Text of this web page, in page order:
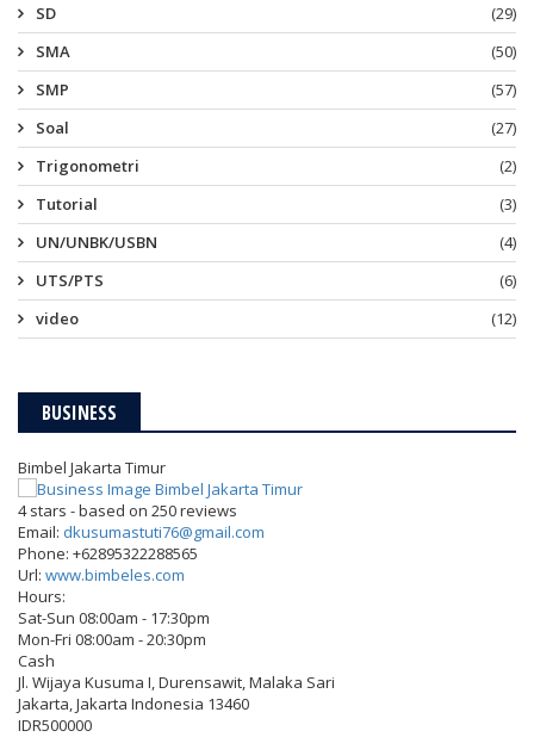
SD
(29)
SMA
(50)
SMP
(57)
Soal
(27)
Trigonometri
(2)
Tutorial
(3)
UN/UNBK/USBN
(4)
UTS/PTS
(6)
video
(12)
BUSINESS
Bimbel Jakarta Timur
4stars - based on 250reviews
Email: dkusumastuti76@gmail.com
Phone: +62895322288565
Url: www.bimbeles.com
Hours:
Sat-Sun 08:00am - 17:30pm
Mon-Fri 08:00am - 20:30pm
Cash
Jl. Wijaya Kusuma I, Durensawit, Malaka Sari
Jakarta Jakarta Indonesia 13460
IDR500000